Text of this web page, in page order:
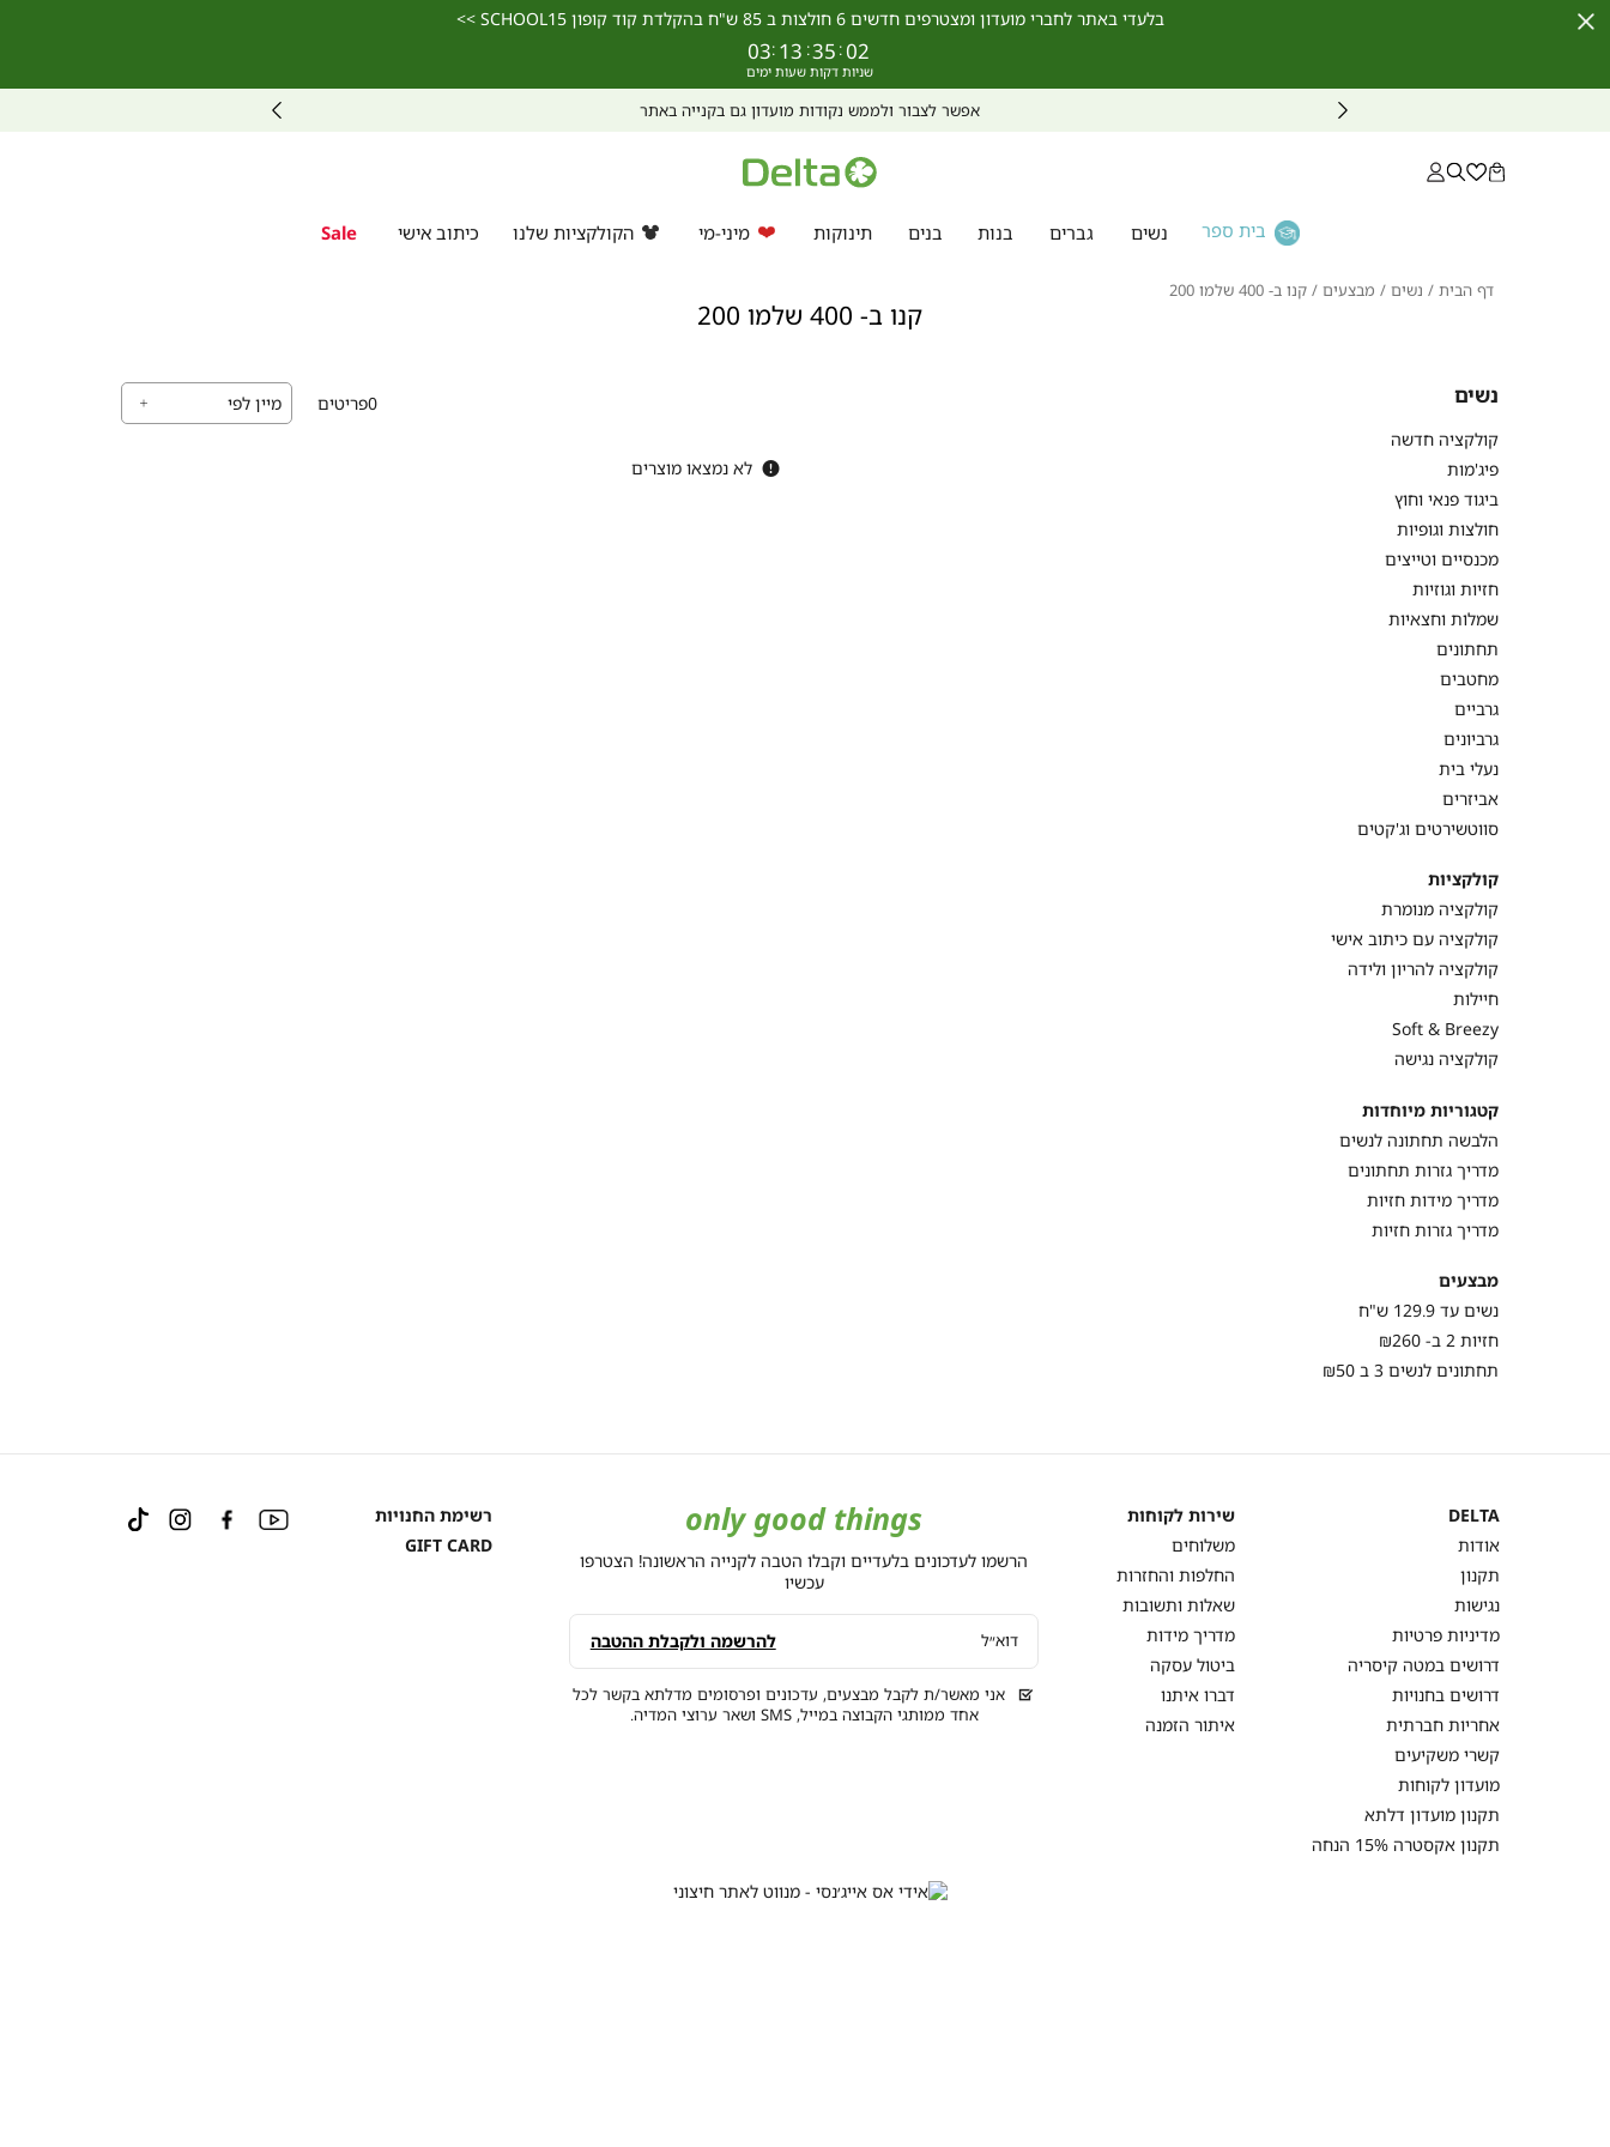
Close
בלעדי באתר לחברי מועדון ומצטרפים חדשים 6 חולצות ב 85 ש"ח בהקלדת קוד קופון SCHOOL15 >>
03: 13 :35 : 01
אפשר לצבור ולממש נקודות מועדון גם בקנייה באתר
בית ספר נשים גברים בנות בנים תינוקות מיני-מי הקולקציות שלנו כיתוב אישי Sale
קנו ב- 400 שלמו 200
דף הבית דףנשים נשים
מבצעים מבצעים
קנו ב- 400 שלמו 200
קנו
נשים
קולקציה חדשה
פיג'מות
ביגוד פנאי וחוץ
חולצות וגופיות
מכנסיים וטייצים
חזיות וגוזיות
שמלות וחצאיות
תחתונים
מחטבים
גרביים
גרביונים
נעלי בית
אביזרים
סווטשירטים וג'קטים
קולקציות
קולקציה מנומרת
קולקציה עם כיתוב אישי
קולקציה להריון ולידה
חיילות
Soft & Breezy
קולקציה נגישה
קטגוריות מיוחדות
הלבשה תחתונה לנשים
מדריך גזרות תחתונים
מדריך מידות חזיות
מדריך גזרות חזיות
מבצעים
נשים עד 129.9 ש"ח
חזיות 2 ב- ₪260
תחתונים לנשים 3 ב ₪50
0פריטים
לא נמצאו מוצרים
DELTA
DELTA
אודות
תקנון
נגישות
מדיניות פרטיות
דרושים במטה קיסריה
דרושים בחנויות
אחריות חברתית
קשרי משקיעים
מועדון לקוחות
תקנון מועדון דלתא
תקנון אקסטרה 15% הנחה
שירות
לקוחות
שירות לקוחות
משלוחים
החלפות והחזרות
שאלות ותשובות
מדריך מידות
ביטול עסקה
דברו איתנו
איתור הזמנה
only good things
הרשמו לעדכונים בלעדיים וקבלו הטבה לקנייה הראשונה! הצטרפו
עכשיו
דוא״ל
אני מאשר/ת לקבל מבצעים, עדכונים ופרסומים מדלתא בקשר לכל
אחד ממותגי הקבוצה במייל, SMS ושאר ערוצי המדיה.
להרשמה ולקבלת ההטבה
רשימת החנויות
GIFT CARD
YouTube
Facebook
Instagram
TikTok